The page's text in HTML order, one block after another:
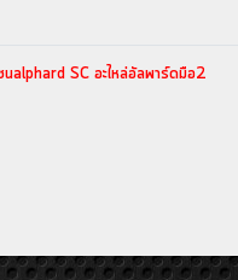
alphard SC อะไหล่อัลพาร์ดมือ2